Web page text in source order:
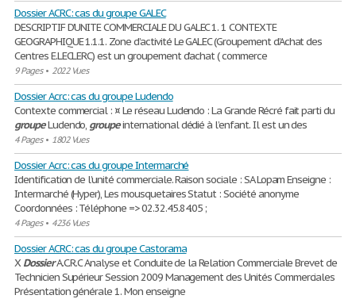
Dossier ACRC: cas du groupe GALEC
DESCRIPTIF D’UNITE COMMERCIALE DU GALEC 1. 1 CONTEXTE
GEOGRAPHIQUE 1.1.1. Zone d’activité Le GALEC (Groupement d’Achat des
Centres E.LECLERC) est un groupement d’achat ( commerce
9 Pages• 2022 Vues
Dossier Acrc: cas du groupe Ludendo
Contexte commercial : ¤ Le réseau Ludendo : La Grande Récré fait parti du
groupeLudendo, groupeinternational dédié à l’enfant. Il est un des
4 Pages• 1802 Vues
Dossier Acrc: cas du groupe Intermarché
Identification de l’unité commerciale. Raison sociale : SA Lopam Enseigne :
Intermarché (Hyper), Les mousquetaires Statut : Société anonyme
Coordonnées : Téléphone => 02.32.45.84.05 ;
4 Pages• 4236 Vues
Dossier ACRC: cas du groupe Castorama
XDossierA.C.R.C Analyse et Conduite de la Relation Commerciale Brevet de
Technicien Supérieur Session 2009 Management des Unités Commerciales
Présentation générale 1. Mon enseigne